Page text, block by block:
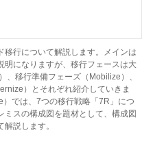
行について解説します。メインは
明になりますが、移行フェースは大
、移行準備フェーズ（Mobilize）、
）とそれぞれ紹介していきま
では、7つの移行戦略「7R」につ
スの構成図を題材として、構成図
説します。